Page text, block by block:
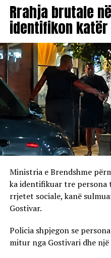
Rrahja brutale
identifikon
Ministria e Brendshme
ka identifikuar tre persona
rrjetet sociale, kanë
Gostivar.
Policia shpjegon se
mitur nga Gostivari dhe